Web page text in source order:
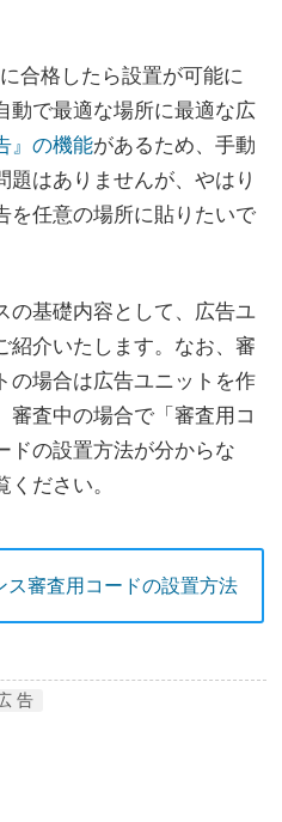
合格したら設置が可能に
動で最適な場所に最適な広
』の機能があるため、手動
題はありませんが、やはり
を任意の場所に貼りたいで
の基礎内容として、広告ユ
紹介いたします。なお、審
の場合は広告ユニットを作
審査中の場合で「審査用コ
ドの設置方法が分からな
ださい。
ス審査用コードの設置方法
告